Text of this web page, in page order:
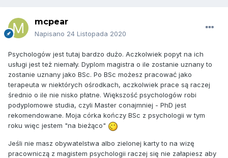
mcpear
Napisano 24 Listopada 2020
Psychologów jest tutaj bardzo dużo. Aczkolwiek popyt na ich
usługi jest też niemały. Dyplom magistra o ile zostanie uznany to
zostanie uznany jako BSc. Po BSc możesz pracować jako
terapeuta w niektórych ośrodkach, aczkolwiek prace są raczej
średnio o ile nie nisko płatne. Większość psychologów robi
podyplomowe studia, czyli Master conajmniej - PhD jest
rekomendowane. Moja córka kończy BSc z psychologii w tym
roku więc jestem "na bieżąco"
Jeśli nie masz obywatelstwa albo zielonej karty to na wizę
pracowniczą z magistem psychologii raczej się nie załapiesz aby